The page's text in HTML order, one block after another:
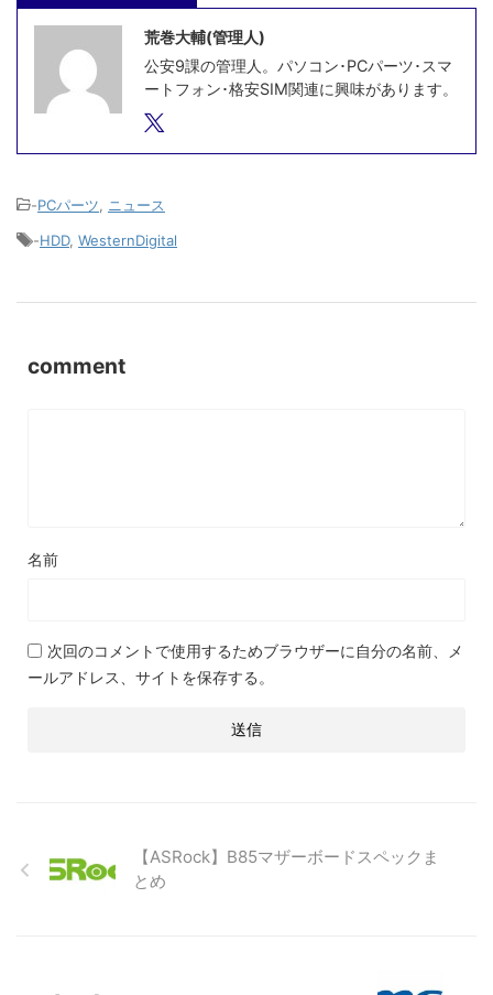
荒巻大輔(管理人)
公安9課の管理人。パソコン･PCパーツ･スマ
ートフォン･格安SIM関連に興味があります。
-PCパーツ
ニュース
-HDD, WesternDigital
comment
名前
次回のコメントで使用するためブラウザーに自分の名前、メ
ールアドレス、サイトを保存する。
【ASRock】B85マザーボードスペックま
とめ